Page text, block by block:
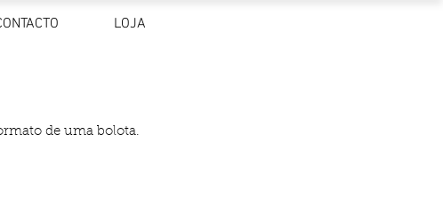
LOJA
de uma bolota.